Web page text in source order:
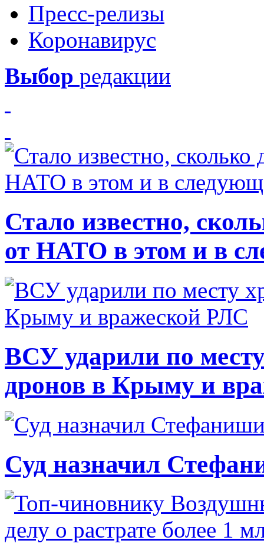
Пресс-релизы
Коронавирус
Выбор редакции
Стало известно,
от НАТО в этом и в
ВСУ ударили по
дронов в Крыму и
Суд назначил